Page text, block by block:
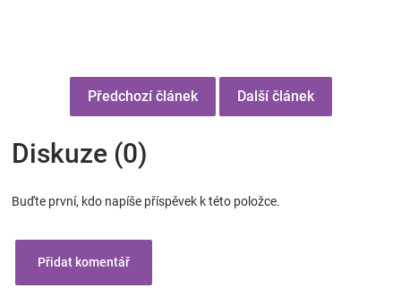
Předchozí článek Další článek
Diskuze (0)
Buďte první, kdo napíše příspěvek k této položce.
Přidat komentář